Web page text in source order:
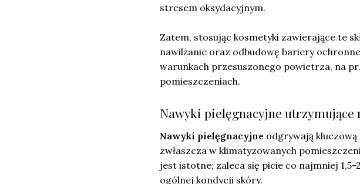
stresem oksydacyjnym.
Zatem, stosując kosmetyki zawierające te
nawilżanie oraz odbudowę bariery
warunkach przesuszonego powietrza, na
pomieszczeniach.
Nawyki pielęgnacyjne utrzymujące
Nawyki pielęgnacyjne odgrywają
zwłaszcza w klimatyzowanych
jest istotne; zaleca się picie co najmniej
ogólnej kondycji skóry.